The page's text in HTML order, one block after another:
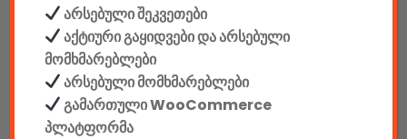
აღწერა დამატებითი ინფორმაცია
არსებული შეკვეთები
აქტიური გაყიდვები და არსებული
მომხმარებლები
არსებული მომხმარებლები
გამართული WooCommerce
პლატფორმა